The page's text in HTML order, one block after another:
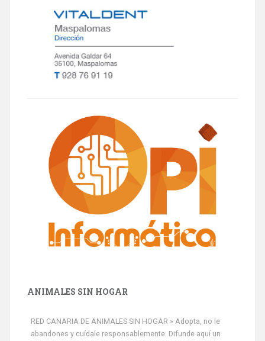
ANIMALES SIN HOGAR
RED CANARIA DE ANIMALES SIN HOGAR » Adopta, no le
abandones y cuídale responsablemente. Difunde aquí un